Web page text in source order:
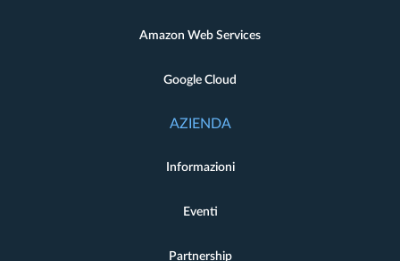
Amazon Web Services
Google Cloud
AZIENDA
Informazioni
Eventi
Partnership